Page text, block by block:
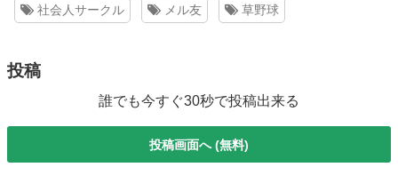
社会人サークル メル友 草野球
投稿
誰でも今すぐ30秒で投稿出来る
投稿画面へ (無料)